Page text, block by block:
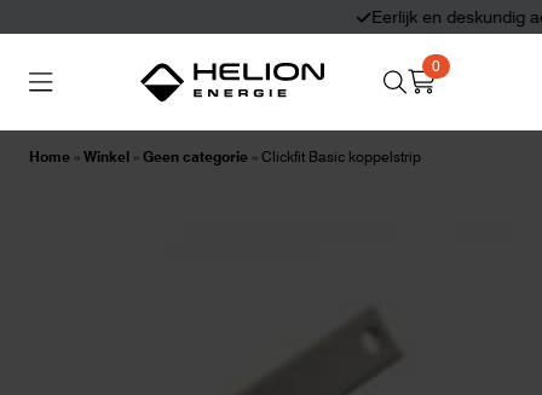
Eerlijk en deskundig advies
0
Home » Winkel » Geen categorie » Clickfit Basic koppelstrip
Thuisbatterijen Zonnepanelen